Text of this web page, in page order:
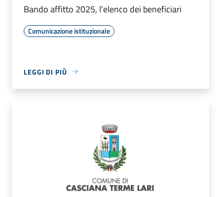
Bando affitto 2025, l'elenco dei beneficiari
Comunicazione istituzionale
LEGGI DI PIÙ